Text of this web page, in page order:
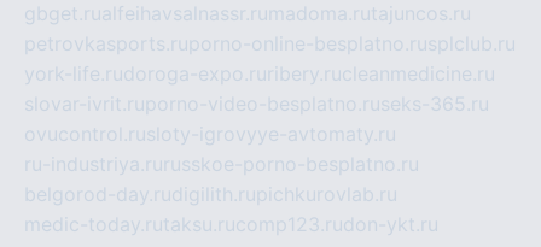
gbget.rualfeihavsalnassr.ru madoma.rutajuncos.ru
petrovkasports.ruporno-online-besplatno.rusplclub.ru
york-life.rudoroga-expo.ru ribery.rucleanmedicine.ru
slovar-ivrit.ruporno-video-besplatno.ruseks-365.ru
ovucontrol.rusloty-igrovyye-avtomaty.ru
ru-industriya.ru russkoe-porno-besplatno.ru
belgorod-day.rudigilith.rupichkurovlab.ru
medic-today.rutaksu.rucomp123.rudon-ykt.ru